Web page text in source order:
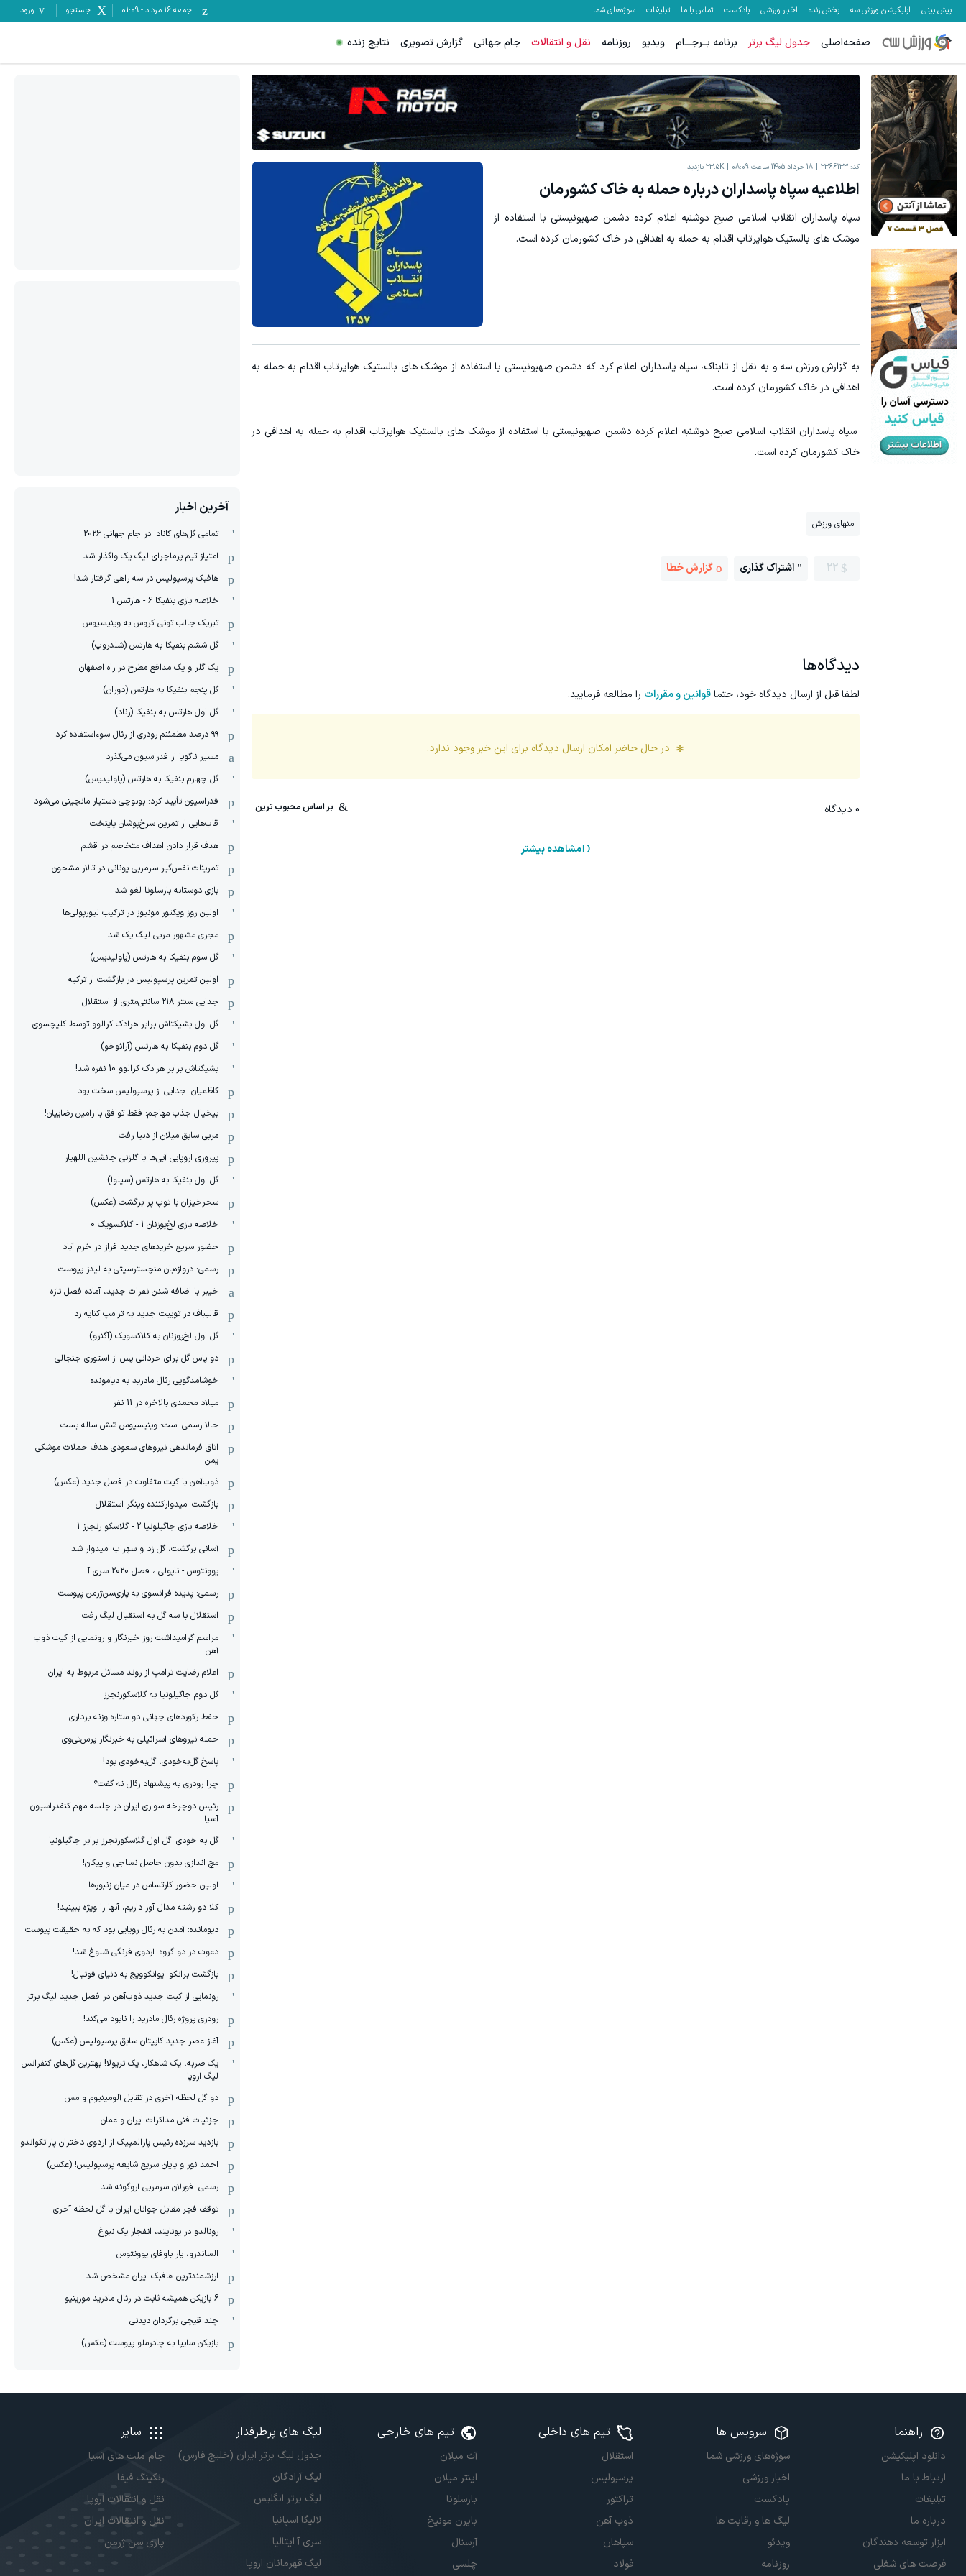
پیش بینی اپلیکیشن ورزش سه پخش زنده اخبار ورزشی پادکست تماس با ما تبلیغات سوژه‌های شما جمعه ۱۶ مرداد -
01:09 جستجو ورود
صفحه‌اصلی جدول لیگ برتر برنامه بــرجـــام ویدیو روزنامه نقل و انتقالات جام جهانی گزارش تصویری نتایج زنده
کد: 2366133 18 خرداد 1405 ساعت 08:09 23.5K بازدید
اطلاعیه سپاه پاسداران درباره حمله به خاک کشورمان
سپاه پاسداران انقلاب اسلامی صبح دوشنبه اعلام کرده دشمن صهیونیستی با استفاده از
موشک های بالستیک هواپرتاب اقدام به حمله به اهدافی در خاک کشورمان کرده است.
به گزارش ورزش سه و به نقل از تابناک، سپاه پاسداران اعلام کرد که دشمن صهیونیستی با استفاده از موشک های بالستیک هواپرتاب اقدام به حمله به
اهدافی در خاک کشورمان کرده است.
سپاه پاسداران انقلاب اسلامی صبح دوشنبه اعلام کرده دشمن صهیونیستی با استفاده از موشک های بالستیک هواپرتاب اقدام به حمله به اهدافی در
خاک کشورمان کرده است.
منهای ورزش
22 اشتراک گذاری گزارش خطا
دیدگاه‌ها
لطفا قبل از ارسال دیدگاه خود، حتماقوانین و مقررات را مطالعه فرمایید.
در حال حاضر امکان ارسال دیدگاه برای این خبر وجود ندارد.
0 دیدگاه
مشاهده بیشتر
آخرین اخبار
تمامی گل‌های کانادا در جام جهانی 2026
امتیاز تیم پرماجرای لیگ یک واگذار شد
هافبک پرسپولیس در سه راهی گرفتار شد!
خلاصه بازی بنفیکا 6 - هارتس 1
تبریک جالب تونی کروس به وینیسیوس
گل ششم بنفیکا به هارتس (شلدروپ)
یک گلر و یک مدافع مطرح در راه اصفهان
گل پنجم بنفیکا به هارتس (دوران)
گل اول هارتس به بنفیکا (رناد)
۹۹ درصد مطمئنم رودری از رئال سوءاستفاده کرد
مسیر ناگویا از فدراسیون می‌گذرد
گل چهارم بنفیکا به هارتس (پاولیدیس)
فدراسیون تأیید کرد: بونوچی دستیار مانچینی می‌شود
قاب‌هایی از تمرین سرخ‌پوشان پایتخت
هدف قرار دادن اهداف متخاصم در قشم
‏تمرینات نفس‌گیر سرمربی یونانی در تالار مشحون
بازی دوستانه بارسلونا لغو شد
اولین روز ویکتور مونیوز در ترکیب لیورپولی‌ها
مجری مشهور مربی لیگ یک شد
گل سوم بنفیکا به هارتس (پاولیدیس)
اولین تمرین پرسپولیس در بازگشت از ترکیه
جدایی سنتر ۲۱۸ سانتی‌متری از استقلال
گل اول بشیکتاش برابر هرادک کرالوو توسط کلیچسوی
گل دوم بنفیکا به هارتس (آرائوخو)
بشیکتاش برابر هرادک کرالوو 10 نفره شد!
کاظمیان: جدایی از پرسپولیس سخت بود
بیخیال جذب مهاجم: فقط توافق با رامین رضاییان!
مربی سابق میلان از دنیا رفت
پیروزی اروپایی آبی‌ها با گلزنی جانشین اللهیار
گل اول بنفیکا به هارتس (سیلوا)
سحرخیزان با توپ پر برگشت (عکس)
خلاصه بازی لخ‌پوزنان 1 - کلاکسویک 0
حضور سریع خریدهای جدید فراز در خرم آباد
رسمی: دروازه‌بان منچسترسیتی به لیدز پیوست
خیبر با اضافه شدن نفرات جدید، آماده فصل تازه
قالیباف در توییت جدید به ترامپ کنایه زد
گل اول لخ‌پوزنان به کلاکسویک (آگنرو)
دو پاس گل برای حردانی پس از استوری جنجالی
خوشامدگویی رئال مادرید به دیامونده
میلاد محمدی بالاخره در 11 نفر
حالا رسمی است: وینیسیوس شش ساله بست
اتاق فرماندهی نیروهای سعودی هدف حملات موشکی
یمن
ذوب‌آهن با کیت متفاوت در فصل جدید (عکس)
بازگشت امیدوارکننده وینگر استقلال
خلاصه بازی جاگیلونیا 2 - گلاسکو رنجرز 1
آسانی برگشت، گل زد و سهراب امیدوار شد
یوونتوس - ناپولی ، فصل 2020 سری آ
رسمی: پدیده فرانسوی به پاری‌سن‌ژرمن پیوست
استقلال با سه گل به استقبال لیگ رفت
مراسم گرامیداشت روز خبرنگار و رونمایی از کیت ذوب
آهن
اعلام رضایت ترامپ از روند مسائل مربوط به ایران
گل دوم جاگیلونیا به گلاسکورنجرز
حفظ رکوردهای جهانی دو ستاره وزنه برداری
حمله نیروهای اسرائیلی به خبرنگار پرس‌تی‌وی
پاسخ گل‌به‌خودی، گل‌به‌خودی بود!
چرا رودری به پیشنهاد رئال نه گفت؟
رئیس دوچرخه سواری ایران در جلسه مهم کنفدراسیون
آسیا
گل به خودی؛ گل اول گلاسکورنجرز برابر جاگیلونیا
مچ اندازی بدون حاصل نساجی و پیکان!
اولین حضور کارتساس در میان زنبورها
کلا دو‌ رشته مدال آور داریم، آنها را ویژه ببینید!
دیومانده: آمدن به رئال رویایی بود که به حقیقت پیوست
دعوت در دو گروه: اردوی فرنگی شلوغ شد!
بازگشت برانکو ایوانکوویچ به دنیای فوتبال!
رونمایی از کیت جدید ذوب‌آهن در فصل جدید لیگ برتر
رودری پروژه رئال مادرید را نابود می‌کند!
آغاز عصر جدید کاپیتان سابق پرسپولیس (عکس)
یک ضربه، یک شاهکار، یک تریولا! بهترین گل‌های کنفرانس
لیگ اروپا
دو گل لحظه آخری در تقابل آلومینیوم و مس
جزئیات فنی مذاکرات ایران و عمان
بازدید سرزده رئیس پارالمپیک از اردوی دختران پاراتکواندو
احمد نور و پایان سریع شایعه پرسپولیس! (عکس)
رسمی: فورلان سرمربی اروگوئه شد
توقف فجر مقابل جوانان ایران با گل لحظه آخری
رونالدو در یونایتد، انفجار یک نبوغ
الساندرو، یار باوفای یوونتوس
ارزشمندترین هافبک ایران مشخص شد
6 بازیکن همیشه ثابت در رئال مادرید مورینیو
چند قیچی برگردان دیدنی
بازیکن سایپا به چادرملو پیوست (عکس)
راهنما
دانلود اپلیکیشن
ارتباط با ما
تبلیغات
درباره ما
ابزار توسعه دهندگان
فرصت های شغلی
سرویس ها
سوژه‌های ورزشی شما
اخبار ورزشی
پادکست
لیگ ها و رقابت ها
ویدئو
روزنامه
تیم های داخلی
استقلال
پرسپولیس
تراکتور
ذوب آهن
سپاهان
فولاد
تیم های خارجی
آث میلان
اینتر میلان
بارسلونا
بایرن مونیخ
آرسنال
چلسی
لیگ های پرطرفدار
جدول لیگ برتر ایران (خلیج فارس)
لیگ آزادگان
لیگ برتر انگلیس
لالیگا اسپانیا
سری آ ایتالیا
لیگ قهرمانان اروپا
سایر
جام ملت های آسیا
رنکینگ فیفا
نقل و انتقالات اروپا
نقل و انتقالات ایران
پاری سن ژرمن